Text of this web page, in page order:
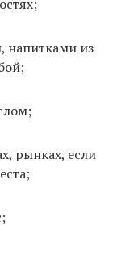
напитками из
рынках, если